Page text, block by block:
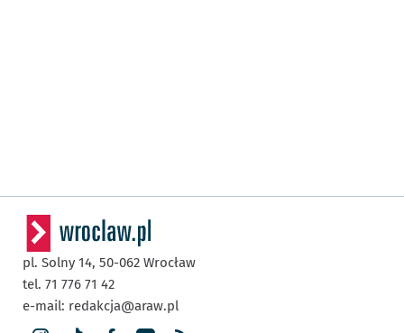
pl. Solny 14, 50-062 Wrocław
tel. 71 776 71 42
e-mail: redakcja@araw.pl